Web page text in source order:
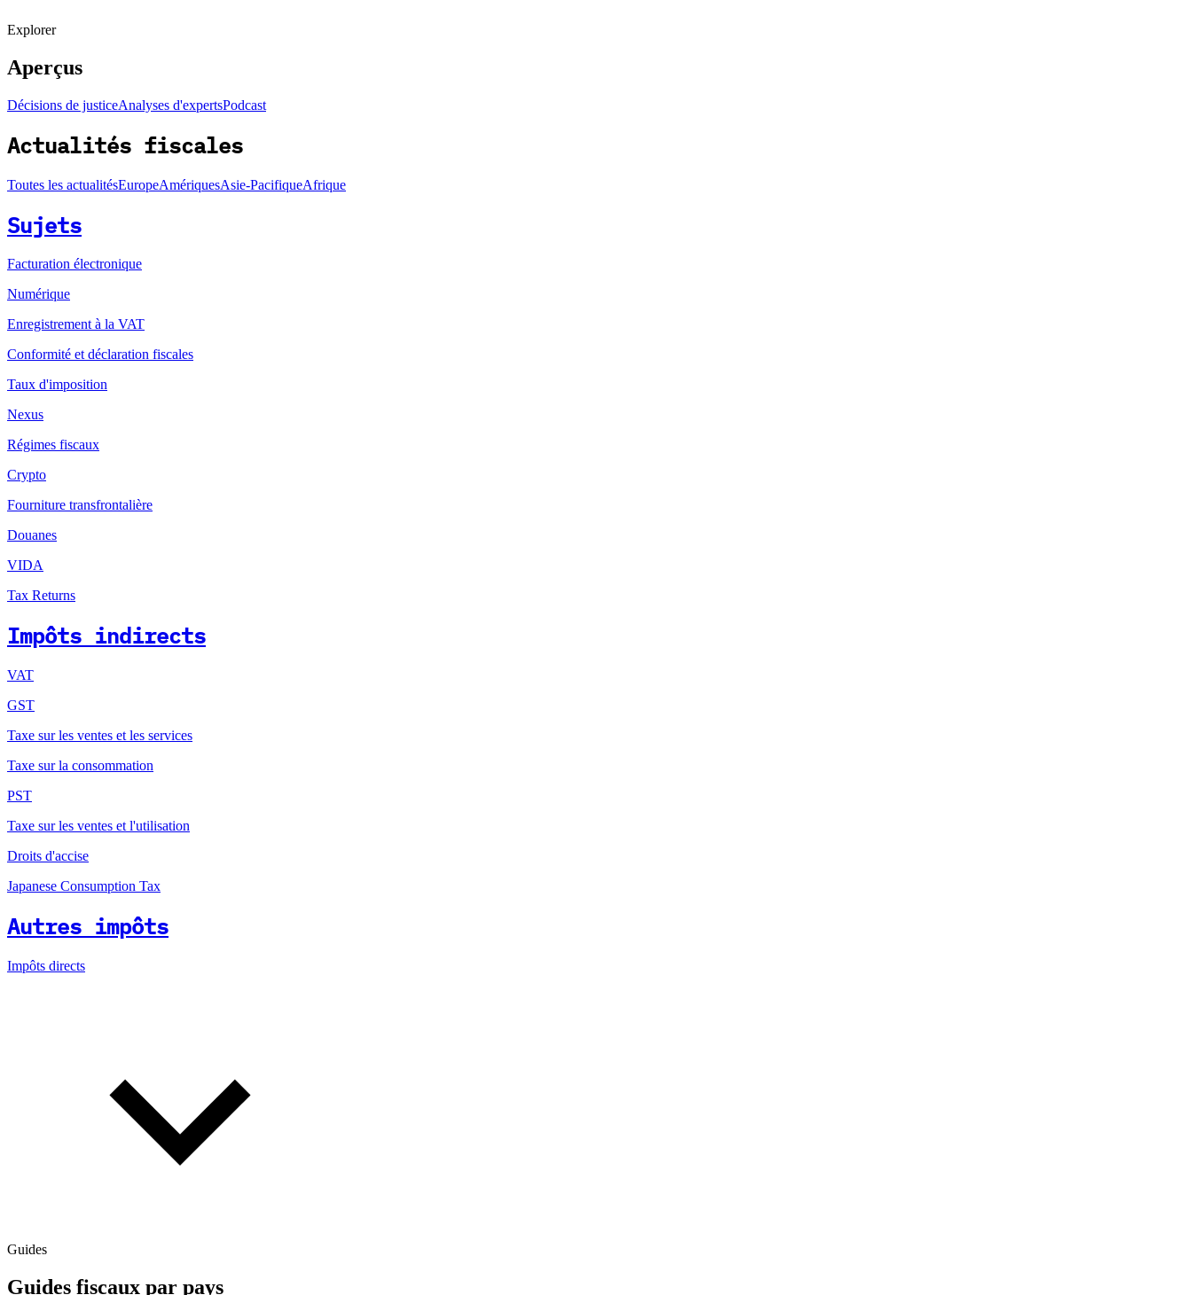
Explorer
Aperçus
Décisions de justiceAnalyses d'expertsPodcast
Actualités fiscales
Toutes les actualitésEuropeAmériquesAsie-PacifiqueAfrique
Sujets
Facturation électronique
Numérique
Enregistrement à la VAT
Conformité et déclaration fiscales
Taux d'imposition
Nexus
Régimes fiscaux
Crypto
Fourniture transfrontalière
Douanes
VIDA
Tax Returns
Impôts indirects
VAT
GST
Taxe sur les ventes et les services
Taxe sur la consommation
PST
Taxe sur les ventes et l'utilisation
Droits d'accise
Japanese Consumption Tax
Autres impôts
Impôts directs
Guides
Guides fiscaux par pays